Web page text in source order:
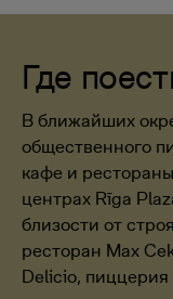
Где
В ближайших
общественного
кафе и
центрах Rīga
близости от
ресторан Max
Delicio, пиццерия